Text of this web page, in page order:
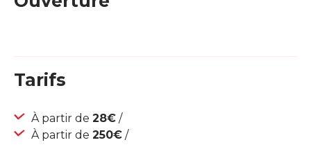
Tarifs
À partir de 28€ /
À partir de 250€ /